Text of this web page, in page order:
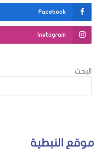
Facebook
Instagram
البحث
موقع النبطية